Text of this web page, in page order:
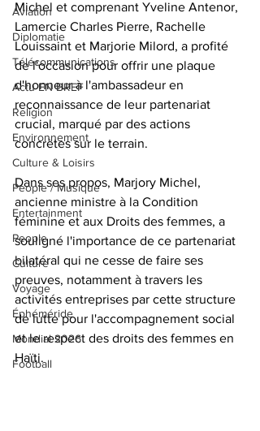
Aviation
Diplomatie
Télécommunications
Actu EN BREF
Religion
Environnement
Culture & Loisirs
People / Musique
Entertainment
People
Culture
Voyage
Éphéméride
Mondial 2026
Football
Michel et comprenant Yveline Antenor,
Lamercie Charles Pierre, Rachelle
Louissaint et Marjorie Milord, a profité
de l'occasion pour offrir une plaque
d'honneur à l'ambassadeur en
reconnaissance de leur partenariat
crucial, marqué par des actions
concrètes sur le terrain.
Dans ses propos, Marjory Michel,
ancienne ministre à la Condition
féminine et aux Droits des femmes, a
souligné l'importance de ce partenariat
bilatéral qui ne cesse de faire ses
preuves, notamment à travers les
activités entreprises par cette structure
de lutte pour l'accompagnement social
et le respect des droits des femmes en
Haïti.